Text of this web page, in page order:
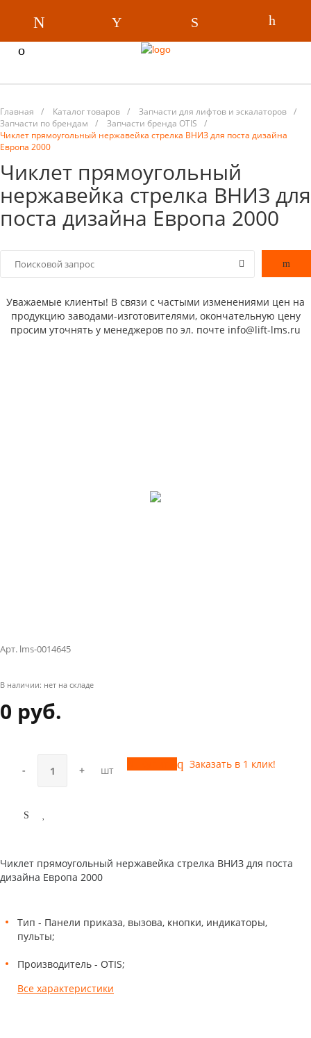
Главная / Каталог товаров / Запчасти для лифтов и эскалаторов /
Запчасти по брендам
/ Запчасти бренда OTIS
/
Чиклет прямоугольный нержавейка стрелка ВНИЗ для поста дизайна
Европа 2000
Чиклет прямоугольный
нержавейка стрелка ВНИЗ для
поста дизайна Европа 2000
Уважаемые клиенты! В связи с частыми изменениями цен на
продукцию заводами-изготовителями, окончательную цену
просим уточнять у менеджеров по эл. почте info@lift-lms.ru
Арт. lms-0014645
В наличии: нет на складе
0 руб.
- + шт Заказать в 1 клик!
Чиклет прямоугольный нержавейка стрелка ВНИЗ для поста
дизайна Европа 2000
Тип - Панели приказа, вызова, кнопки, индикаторы,
пульты;
Производитель - OTIS;
Все характеристики